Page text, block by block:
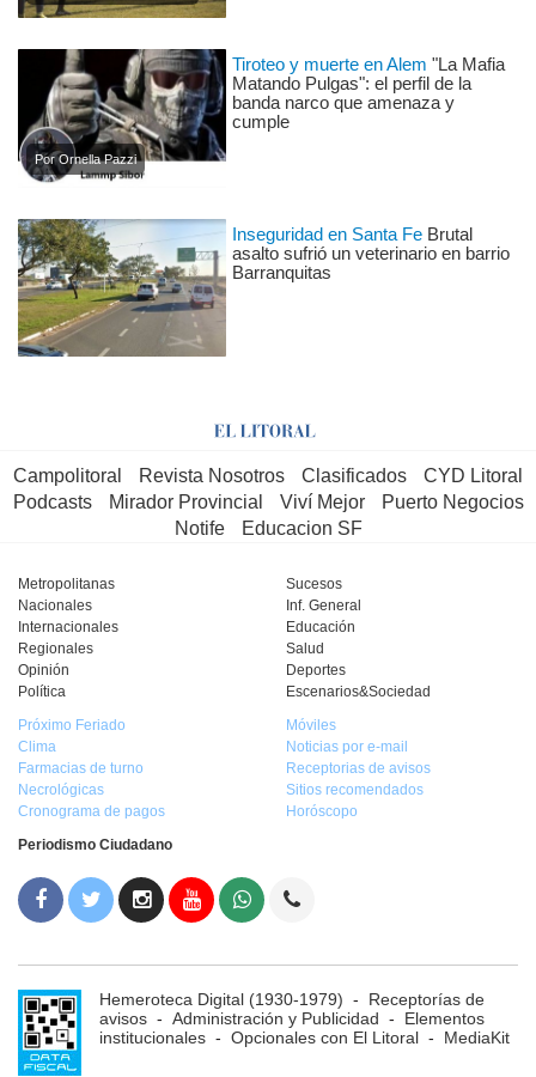
Por Ornella Pazzi
Tiroteo y muerte en Alem "La Mafia
Matando Pulgas": el perfil de la
banda narco que amenaza y
cumple
Inseguridad en Santa Fe Brutal
asalto sufrió un veterinario en barrio
Barranquitas
Campolitoral Revista Nosotros Clasificados
CYD Litoral
Podcasts
Mirador Provincial Viví Mejor
Puerto Negocios
Notife
Educacion SF
Metropolitanas
Nacionales
Internacionales
Regionales
Opinión
Política
Sucesos
Inf. General
Educación
Salud
Deportes
Escenarios&Sociedad
Próximo Feriado
Clima
Farmacias de turno
Necrológicas
Cronograma de pagos
Móviles
Noticias por e-mail
Receptorias de avisos
Sitios recomendados
Horóscopo
Periodismo Ciudadano
Hemeroteca Digital (1930-1979) - Receptorías de
avisos - Administración y Publicidad - Elementos
institucionales - Opcionales con El Litoral - MediaKit